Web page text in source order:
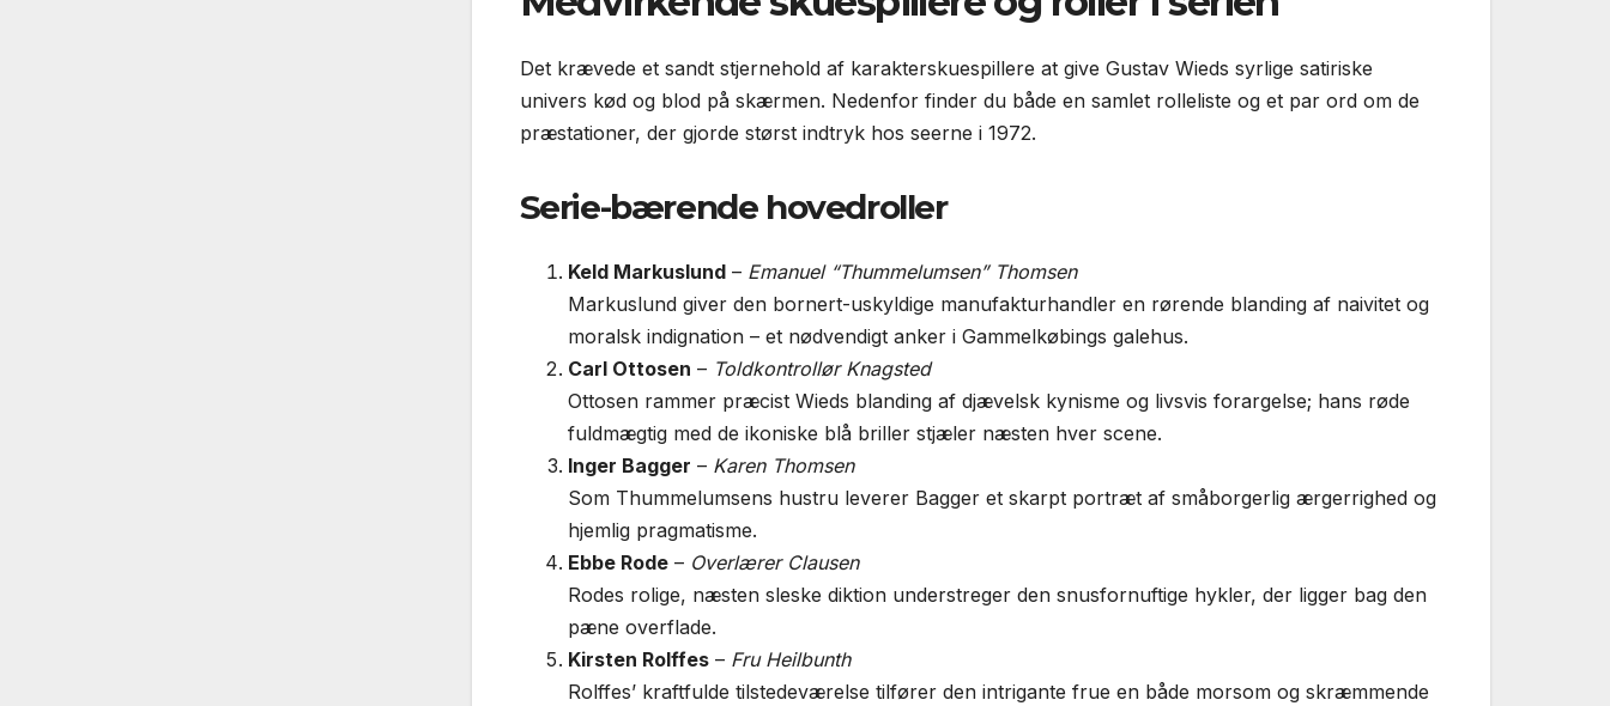
Det krævede et sandt stjernehold af karakter­skuespillere at give Gustav Wieds syrlige satiriske
univers kød og blod på skærmen. Nedenfor finder du både en samlet rolleliste og et par ord om de
præstationer, der gjorde størst indtryk hos seerne i 1972.
Serie-bærende hovedroller
Keld Markuslund– Emanuel “Thummelumsen” Thomsen
Markuslund giver den bornert-uskyldige manufakturhandler en rørende blanding af naivitet og
moralsk indignation – et nødvendigt anker i Gammelkøbings galehus.
Carl Ottosen – Toldkontrollør Knagsted
Ottosen rammer præcist Wieds blanding af djævelsk kynisme og livsvis forargelse; hans røde
fuldmægtig med de ikoniske blå briller stjæler næsten hver scene.
Inger Bagger – Karen Thomsen
Som Thummelumsens hustru leverer Bagger et skarpt portræt af småborgerlig ærgerrighed og
hjemlig pragmatisme.
Ebbe Rode– Overlærer Clausen
Rodes rolige, næsten sleske diktion understreger den snusfornuftige hykler, der ligger bag den
pæne overflade.
Kirsten Rolffes– Fru Heilbunth
Rolffes’ kraftfulde tilstedeværelse tilfører den intrigante frue en både morsom og skræmmende